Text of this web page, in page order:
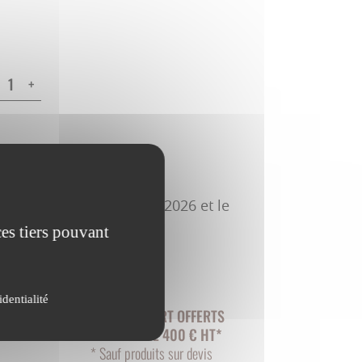
+
5 jours, entre le 11/08/2026 et le
FRAIS DE PORT OFFERTS
À PARTIR DE 400 € HT*
* Sauf produits sur devis
tiers pouvant